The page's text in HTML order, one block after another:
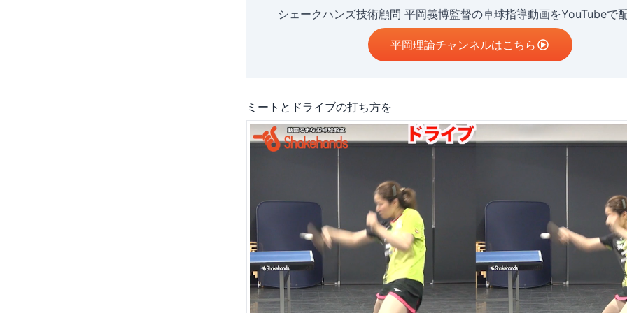
シェークハンズ技術顧問 平岡義博監督の卓球指導動画をYouTubeで
平岡理論チャンネルはこちら
ミートとドライブの打ち方を